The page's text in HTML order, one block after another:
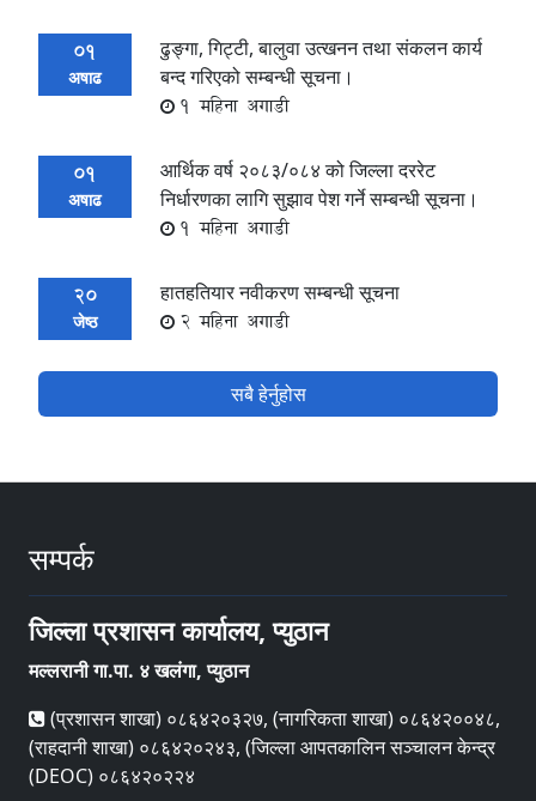
01
अषाढ
ढुङ्गा, गिट्टी, बालुवा उत्खनन तथा संकलन कार्य
बन्द गरिएको सम्बन्धी सूचना।
1 महिना अगाडी
01
अषाढ
आर्थिक वर्ष २०८३/०८४ को जिल्ला दररेट
निर्धारणका लागि सुझाव पेश गर्ने सम्बन्धी सूचना।
1 महिना अगाडी
20
जेष्ठ
हातहतियार नवीकरण सम्बन्धी सूचना
2 महिना अगाडी
सबै हेर्नुहोस
सम्पर्क
जिल्ला प्रशासन कार्यालय, प्युठान
मल्लरानी गा.पा. ४ खलंगा, प्युठान
(प्रशासन शाखा) ०८६४२०३२७, (नागरिकता शाखा) ०८६४२००४८,
(राहदानी शाखा) ०८६४२०२४३, (जिल्ला आपतकालिन सञ्चालन केन्द्र
(DEOC) ०८६४२०२२४